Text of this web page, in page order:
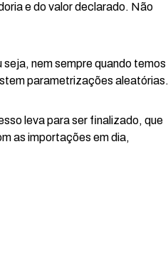
e do valor declarado. Não
nem sempre quando temos
parametrizações aleatórias.
leva para ser finalizado, que
as importações em dia,